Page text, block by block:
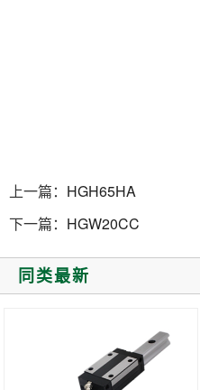
上一篇： HGH65HA
下一篇： HGW20CC
同类最新